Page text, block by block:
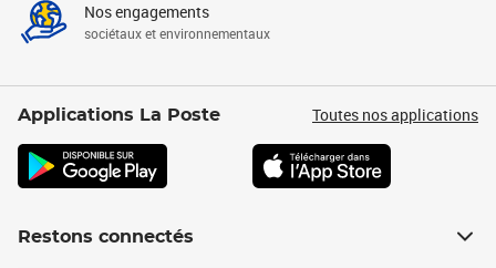
Nos engagements
sociétaux et environnementaux
Applications La Poste Toutes nos applications
Restons connectés